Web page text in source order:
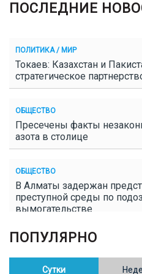
ПОСЛЕДНИЕ
ПОЛИТИКА / МИР
Токаев: Казахстан и
стратегическое
ОБЩЕСТВО
Пресечены факты
азота в столице
ОБЩЕСТВО
В Алматы задержан
преступной среды по
вымогательстве
ОБЩЕСТВО
Полицейские пресекли
конопли в Таразе
ПОПУЛЯРНО
Сутки